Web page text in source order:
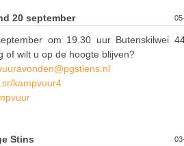
20 september
om 19.30 uur Butenskilwei
of wilt u op de hoogte blijven?
kampvuur4
Stins